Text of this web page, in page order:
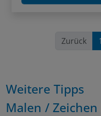
Zurück 1
Weitere Tipps
Malen /